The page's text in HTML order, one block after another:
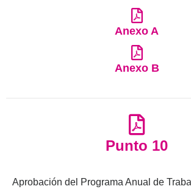
Anexo A
Anexo B
Punto 10
Aprobación del Programa Anual de